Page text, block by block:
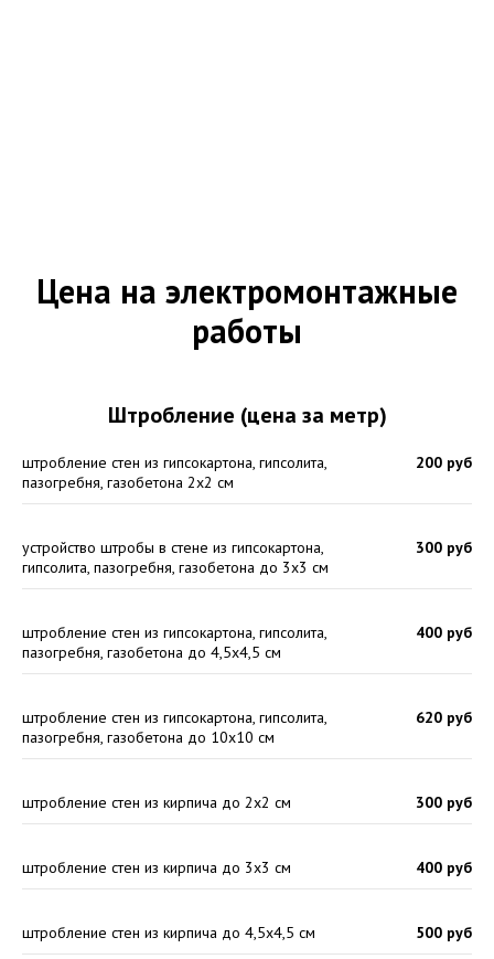
Цена на электромонтажные
работы
Штробление (цена за метр)
штробление стен из гипсокартона, гипсолита,
пазогребня, газобетона 2х2 см
200 руб
устройство штробы в стене из гипсокартона,
гипсолита, пазогребня, газобетона до 3х3 см
300 руб
штробление стен из гипсокартона, гипсолита,
пазогребня, газобетона до 4,5х4,5 см
400 руб
штробление стен из гипсокартона, гипсолита,
пазогребня, газобетона до 10х10 см
620 руб
штробление стен из кирпича до 2х2 см 300 руб
штробление стен из кирпича до 3х3 см 400 руб
штробление стен из кирпича до 4,5х4,5 см 500 руб